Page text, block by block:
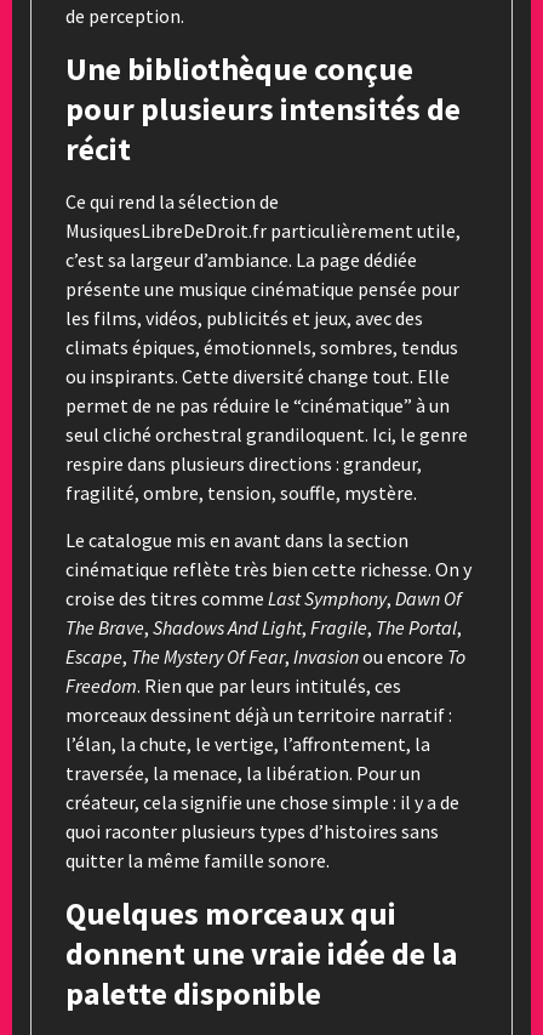
de perception.
Une bibliothèque conçue
pour plusieurs intensités de
récit
Ce qui rend la sélection de
MusiquesLibreDeDroit.fr particulièrement utile,
c’est sa largeur d’ambiance. La page dédiée
présente une musique cinématique pensée pour
les films, vidéos, publicités et jeux, avec des
climats épiques, émotionnels, sombres, tendus
ou inspirants. Cette diversité change tout. Elle
permet de ne pas réduire le “cinématique” à un
seul cliché orchestral grandiloquent. Ici, le genre
respire dans plusieurs directions : grandeur,
fragilité, ombre, tension, souffle, mystère.
Le catalogue mis en avant dans la section
cinématique reflète très bien cette richesse. On y
croise des titres comme Last Symphony, Dawn Of
The Brave, Shadows And Light, Fragile, The Portal,
Escape, The Mystery Of Fear, Invasionou encore To
Freedom. Rien que par leurs intitulés, ces
morceaux dessinent déjà un territoire narratif :
l’élan, la chute, le vertige, l’affrontement, la
traversée, la menace, la libération. Pour un
créateur, cela signifie une chose simple : il y a de
quoi raconter plusieurs types d’histoires sans
quitter la même famille sonore.
Quelques morceaux qui
donnent une vraie idée de la
palette disponible